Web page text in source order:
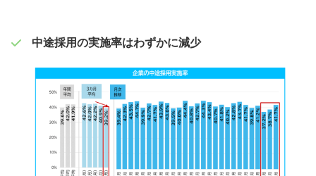
中途採用の実施率はわずかに減少